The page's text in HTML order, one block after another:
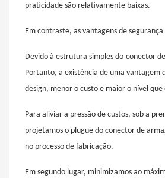
praticidade são relativamente baixas.
Em contraste, as vantagens de
Devido à estrutura simples do conector
Portanto, a existência de uma vantagem
design, menor o custo e maior o nível
Para aliviar a pressão de custos, sob a
projetamos o plugue do conector de
no processo de fabricação.
Em segundo lugar, minimizamos ao